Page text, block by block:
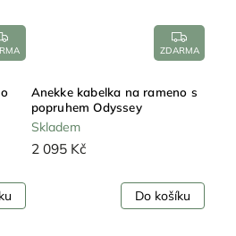
ZDARMA
Anekke kabelka na rameno s
popruhem Odyssey
Skladem
2 095 Kč
Do košíku